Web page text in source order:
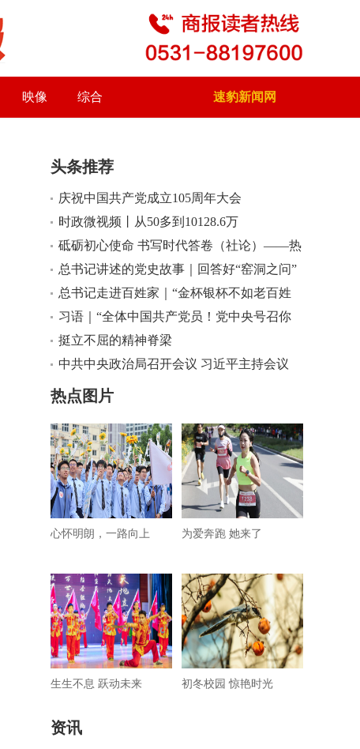
映像 综合 速豹新闻网
大
头条推荐
庆祝中国共产党成立105周年大会
时政微视频丨从50多到10128.6万
砥砺初心使命 书写时代答卷（社论）——热
烈庆祝中国共产党成立105周年
总书记讲述的党史故事｜回答好“窑洞之问”
总书记走进百姓家｜“金杯银杯不如老百姓
的口碑”
习语｜“全体中国共产党员！党中央号召你
们”
挺立不屈的精神脊梁
中共中央政治局召开会议 习近平主持会议
热点图片
心怀明朗，一路向上 为爱奔跑 她来了
生生不息 跃动未来 初冬校园 惊艳时光
资讯